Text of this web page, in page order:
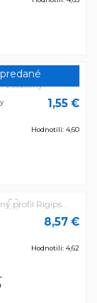
1,55 €
Hodnotili: 4,60
8,57 €
Hodnotili: 4,62